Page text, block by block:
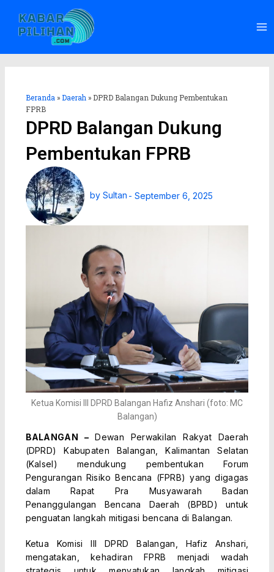
konten
Beranda » Daerah » DPRD Balangan Dukung Pembentukan
FPRB
DPRD Balangan Dukung
Pembentukan FPRB
bySultan - September 6, 2025
Ketua Komisi III DPRD Balangan Hafiz Anshari (foto: MC
Balangan)
BALANGAN –Dewan Perwakilan Rakyat Daerah
(DPRD) Kabupaten Balangan, Kalimantan Selatan
(Kalsel) mendukung pembentukan Forum
Pengurangan Risiko Bencana (FPRB) yang digagas
dalam Rapat Pra Musyawarah Badan
Penanggulangan Bencana Daerah (BPBD) untuk
penguatan langkah mitigasi bencana di Balangan.
Ketua Komisi III DPRD Balangan, Hafiz Anshari,
mengatakan, kehadiran FPRB menjadi wadah